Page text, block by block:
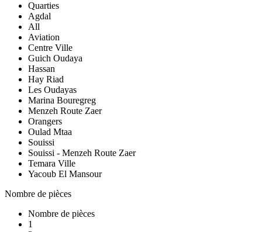
Quarties
Agdal
All
Aviation
Centre Ville
Guich Oudaya
Hassan
Hay Riad
Les Oudayas
Marina Bouregreg
Menzeh Route Zaer
Orangers
Oulad Mtaa
Souissi
Souissi - Menzeh Route Zaer
Temara Ville
Yacoub El Mansour
Nombre de pièces
Nombre de pièces
1